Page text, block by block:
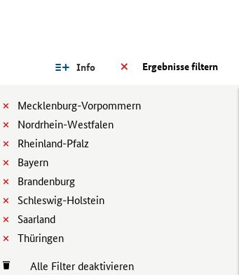
Ergebnisse filtern
Info
Mecklenburg-Vorpommern
Nordrhein-Westfalen
Rheinland-Pfalz
Bayern
Brandenburg
Schleswig-Holstein
Saarland
Thüringen
Alle Filter deaktivieren